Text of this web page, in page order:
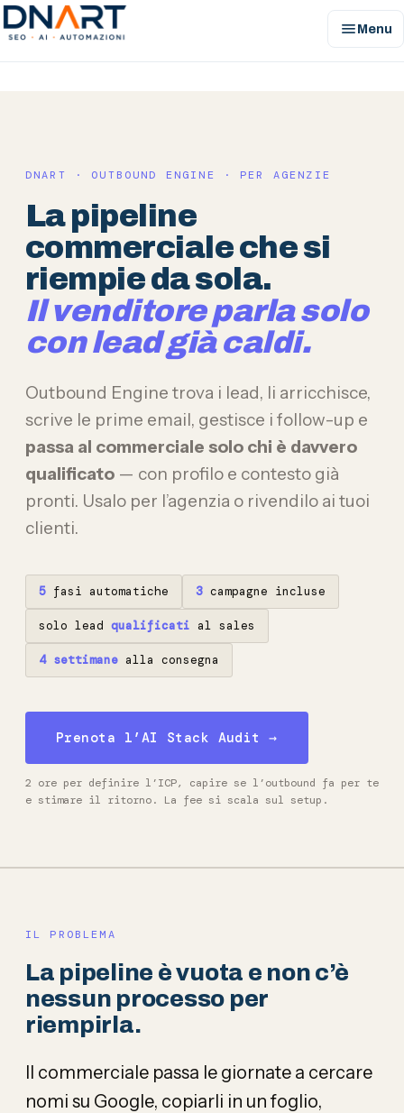
DNArt menuMenu
DNART · OUTBOUND ENGINE · PER AGENZIE
La pipeline
commerciale che si
riempie da sola.
Il venditore parla solo
con lead già caldi.
Outbound Engine trova i lead, li arricchisce,
scrive le prime email, gestisce i follow-up e
passa al commerciale solo chi è davvero
qualificato — con profilo e contesto già
pronti. Usalo per l’agenzia o rivendilo ai tuoi
clienti.
5 fasi automatiche 3 campagne incluse
solo lead qualificati al sales
4 settimane alla consegna
Prenota l’AI Stack Audit →
2 ore per definire l’ICP, capire se l’outbound fa per te
e stimare il ritorno. La fee si scala sul setup.
IL PROBLEMA
La pipeline è vuota e non c’è
nessun processo per
riempirla.
Il commerciale passa le giornate a cercare
nomi su Google, copiarli in un foglio,